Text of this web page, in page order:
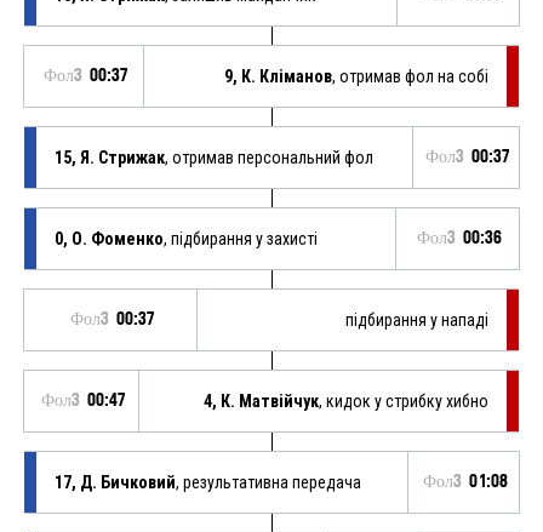
Фол3 00:37 9, К. Кліманов, отримав фол на собі
15, Я. Стрижак, отримав персональний фол Фол3 00:37
0, О. Фоменко, підбирання у захисті Фол3 00:36
Фол3 00:37 підбирання у нападі
Фол3 00:47 4, К. Матвійчук, кидок у стрибку хибно
17, Д. Бичковий, результативна передача Фол3 01:08